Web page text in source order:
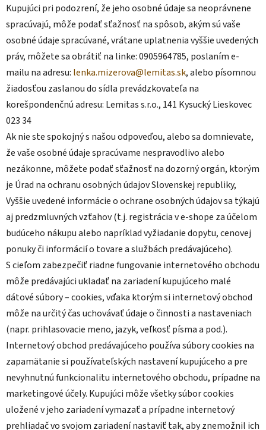
Kupujúci pri podozrení, že jeho osobné údaje sa neoprávnene
spracúvajú, môže podať sťažnosť na spôsob, akým sú vaše
osobné údaje spracúvané, vrátane uplatnenia vyššie uvedených
práv, môžete sa obrátiť na linke: 0905964785, poslaním e-
mailu na adresu: lenka.mizerova@lemitas.sk, alebo písomnou
žiadosťou zaslanou do sídla prevádzkovateľa na
korešpondenčnú adresu: Lemitas s.r.o., 141 Kysucký Lieskovec
023 34
Ak nie ste spokojný s našou odpoveďou, alebo sa domnievate,
že vaše osobné údaje spracúvame nespravodlivo alebo
nezákonne, môžete podať sťažnosť na dozorný orgán, ktorým
je Úrad na ochranu osobných údajov Slovenskej republiky,
Vyššie uvedené informácie o ochrane osobných údajov sa týkajú
aj predzmluvných vzťahov (t.j. registrácia v e-shope za účelom
budúceho nákupu alebo napríklad vyžiadanie dopytu, cenovej
ponuky či informácií o tovare a službách predávajúceho).
S cieľom zabezpečiť riadne fungovanie internetového obchodu
môže predávajúci ukladať na zariadení kupujúceho malé
dátové súbory – cookies, vďaka ktorým si internetový obchod
môže na určitý čas uchovávať údaje o činnosti a nastaveniach
(napr. prihlasovacie meno, jazyk, veľkosť písma a pod.).
Internetový obchod predávajúceho používa súbory cookies na
zapamätanie si používateľských nastavení kupujúceho a pre
nevyhnutnú funkcionalitu internetového obchodu, prípadne na
marketingové účely. Kupujúci môže všetky súbor cookies
uložené v jeho zariadení vymazať a prípadne internetový
prehliadač vo svojom zariadení nastaviť tak, aby znemožnil ich